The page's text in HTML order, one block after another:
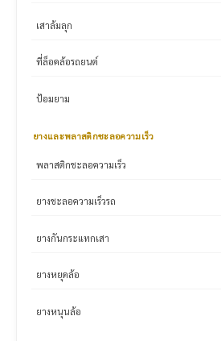
เสาล้มลุก
ที่ล็อคล้อรถยนต์
ป้อมยาม
ยางและพลาสติกชะลอความเร็ว
พลาสติกชะลอความเร็ว
ยางชะลอความเร็วรถ
ยางกันกระแทกเสา
ยางหยุดล้อ
ยางหนุนล้อ